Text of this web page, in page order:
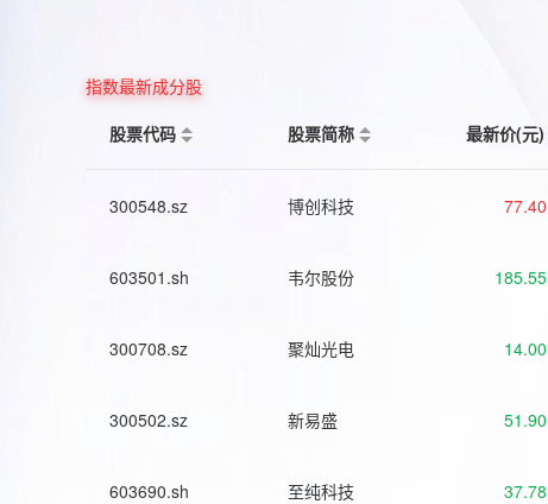
指数最新成分股
股票代码
股票简称 最新价(元)
300548.sz 博创科技 77.40
603501.sh 韦尔股份 185.55
300708.sz 聚灿光电 14.00
300502.sz 新易盛 51.90
603690.sh 至纯科技 37.78